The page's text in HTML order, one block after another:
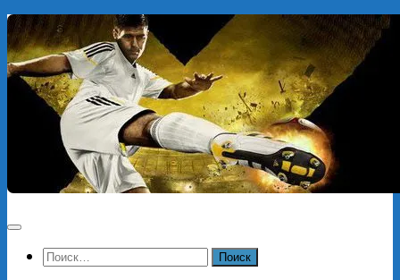
Перейти
к
содержимому
Найти: